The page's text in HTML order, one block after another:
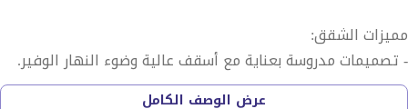
مميزات الشقق:
- تصميمات مدروسة بعناية مع أسقف عالية وضوء النهار الوفير.
- مطابخ عصرية مع تجهيزات فاخرة وتشطيبات راقية.
عرض الوصف الكامل